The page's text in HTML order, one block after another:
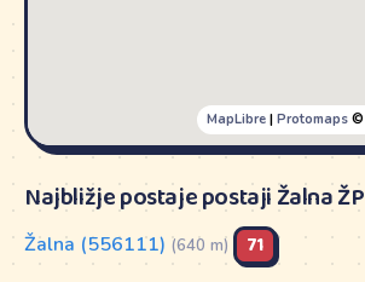
MapLibre| Protomaps©
Najbližje postaje postaji Žalna ŽP
Žalna (556111) (640 m) 71